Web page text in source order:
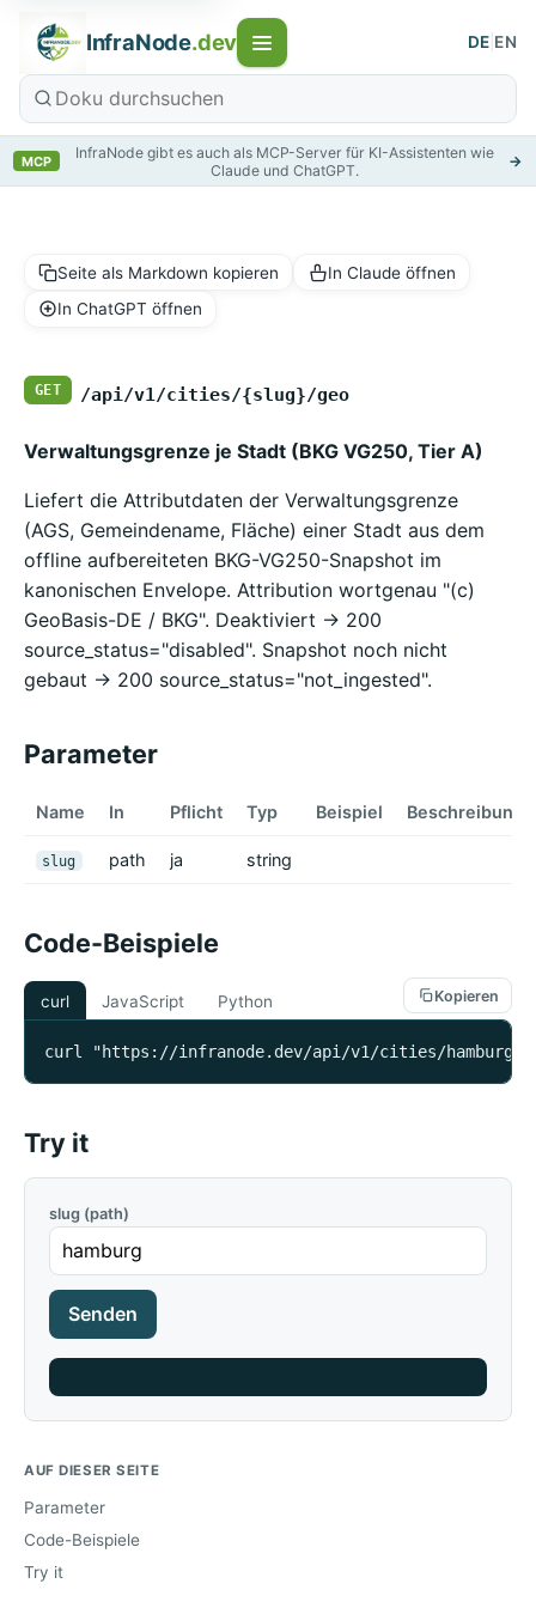
InfraNode.dev DE EN
MCP
InfraNode gibt es auch als MCP-Server für KI-Assistenten wie
Claude und ChatGPT.
→
Seite als Markdown kopieren
In Claude öffnen
In ChatGPT öffnen
GET /api/v1/cities/{slug}/geo
Verwaltungsgrenze je Stadt (BKG VG250, Tier A)
Liefert die Attributdaten der Verwaltungsgrenze
(AGS, Gemeindename, Fläche) einer Stadt aus dem
offline aufbereiteten BKG-VG250-Snapshot im
kanonischen Envelope. Attribution wortgenau "(c)
GeoBasis-DE / BKG". Deaktiviert -> 200
source_status="disabled". Snapshot noch nicht
gebaut -> 200 source_status="not_ingested".
Parameter
Name In Pflicht Typ Beispiel Beschreibung
slug path ja string
Code-Beispiele
curl JavaScript Python Kopieren
curl "https://infranode.dev/api/v1/cities/hamburg/
Try it
slug (path)
Senden
AUF DIESER SEITE
Parameter
Code-Beispiele
Try it